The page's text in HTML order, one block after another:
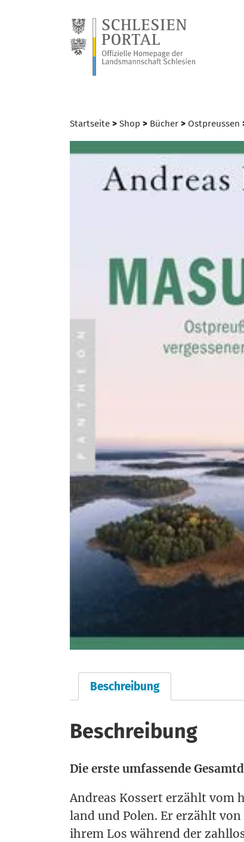
Startseite > Shop > Bücher > Ostpreussen
Beschreibung
Beschreibung
Die ers­te umfas­sen­de
Andre­as Kos­sert erzählt vom
land und Polen. Er erzählt
ihrem Los wäh­rend der